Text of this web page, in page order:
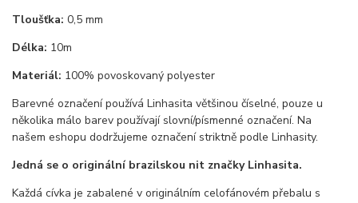
Tloušťka: 0,5 mm
Délka: 10m
Materiál: 100% povoskovaný polyester
Barevné označení používá Linhasita většinou číselné, pouze u
několika málo barev používají slovní/písmenné označení. Na
našem eshopu dodržujeme označení striktně podle Linhasity.
Jedná se o originální brazilskou nit značky Linhasita.
Každá cívka je zabalené v originálním celofánovém přebalu s